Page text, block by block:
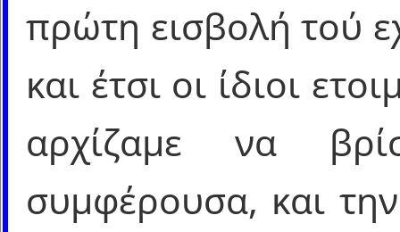
πρώτη εισβολή τού
και έτσι οι ίδιοι
αρχίζαμε να
συμφέρουσα, και